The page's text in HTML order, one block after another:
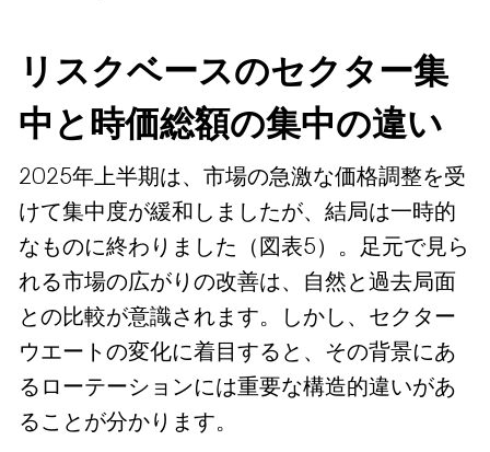
リスクベースのセクター集
中と時価総額の集中の違い
2025年上半期は、市場の急激な価格調整を受
けて集中度が緩和しましたが、結局は一時的
なものに終わりました（図表5）。足元で見ら
れる市場の広がりの改善は、自然と過去局面
との比較が意識されます。しかし、セクター
ウエートの変化に着目すると、その背景にあ
るローテーションには重要な構造的違いがあ
ることが分かります。